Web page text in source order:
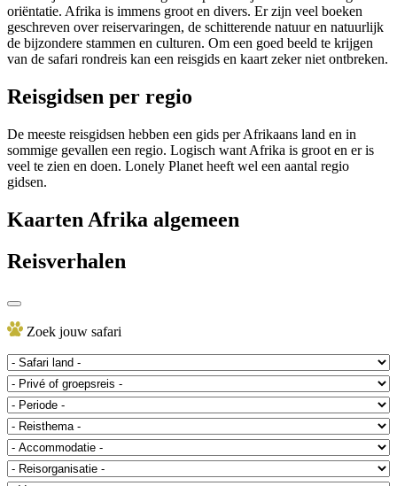
oriëntatie. Afrika is immens groot en divers. Er zijn veel boeken
geschreven over reiservaringen, de schitterende natuur en natuurlijk
de bijzondere stammen en culturen. Om een goed beeld te krijgen
van de safari rondreis kan een reisgids en kaart zeker niet ontbreken.
Reisgidsen per regio
De meeste reisgidsen hebben een gids per Afrikaans land en in
sommige gevallen een regio. Logisch want Afrika is groot en er is
veel te zien en doen. Lonely Planet heeft wel een aantal regio
gidsen.
Kaarten Afrika algemeen
Reisverhalen
Zoek jouw safari